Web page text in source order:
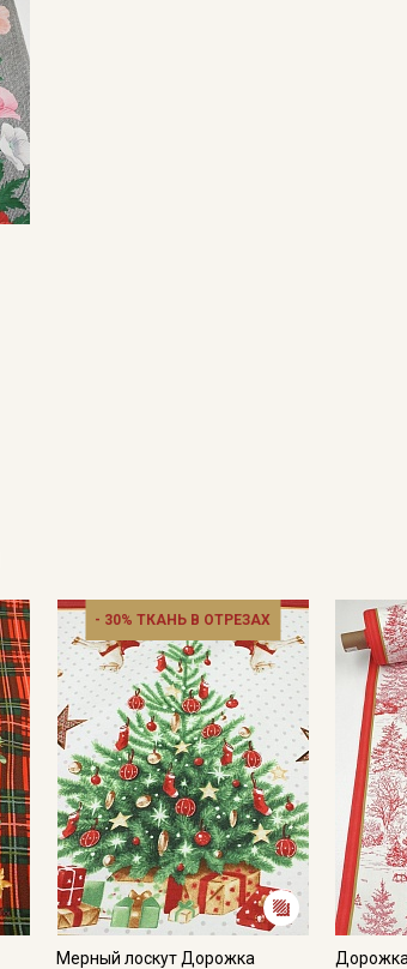
- 30% ТКАНЬ В ОТРЕЗАХ
Мерный лоскут Дорожка
данных
и даю
данных
ДаюСогласие на
информационных